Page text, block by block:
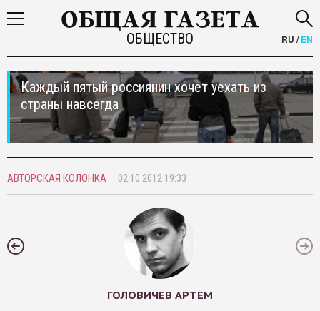
ОБЩЕСТВО RU /EN
Каждый пятый россиянин хочет уехать из
страны навсегда
АВТОРСКАЯ КОЛОНКА 02.10.2012 19:33
ГОЛОВИЧЕВ АРТЕМ